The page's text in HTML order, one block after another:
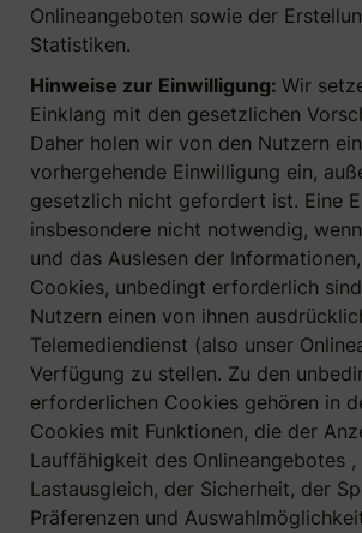
Onlineangeboten sowie der
Statistiken.
Hinweise zur Einwilligung: Wir
Einklang mit den gesetzlichen
Daher holen wir von den Nutzern
vorhergehende Einwilligung ein,
gesetzlich nicht gefordert ist. Eine
insbesondere nicht notwendig,
und das Auslesen der
Cookies, unbedingt erforderlich
Nutzern einen von ihnen
Telemediendienst (also unser
Verfügung zu stellen. Zu den
erforderlichen Cookies gehören in
Cookies mit Funktionen, die der
Lauffähigkeit des Onlineangebotes ,
Lastausgleich, der Sicherheit, der
Präferenzen und